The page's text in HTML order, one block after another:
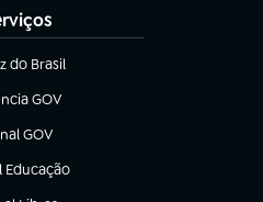
do Brasil
em nova aba)
GOV
em nova aba)
GOV
em nova aba)
Educação
nova aba)